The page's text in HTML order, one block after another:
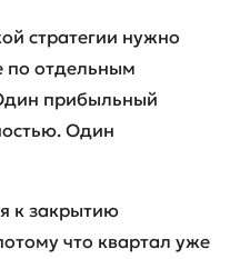
стратегии нужно
по отдельным
прибыльный
Один
к закрытию
что квартал уже